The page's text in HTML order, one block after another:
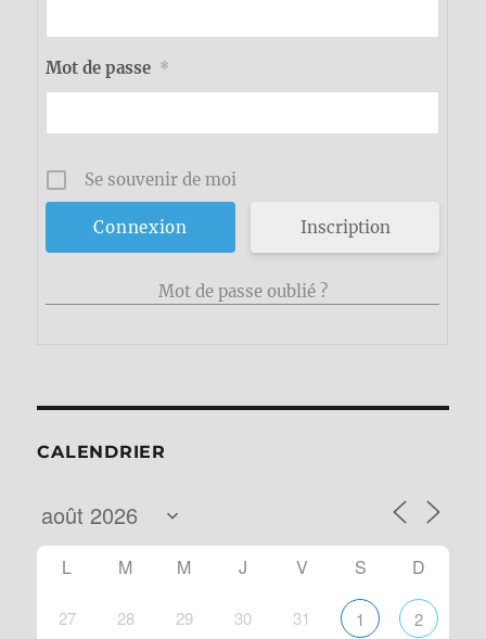
Mot de passe *
Se souvenir de moi
Inscription
Mot de passe oublié ?
CALENDRIER
L M M J V S D
27 28 29 30 31 1 2